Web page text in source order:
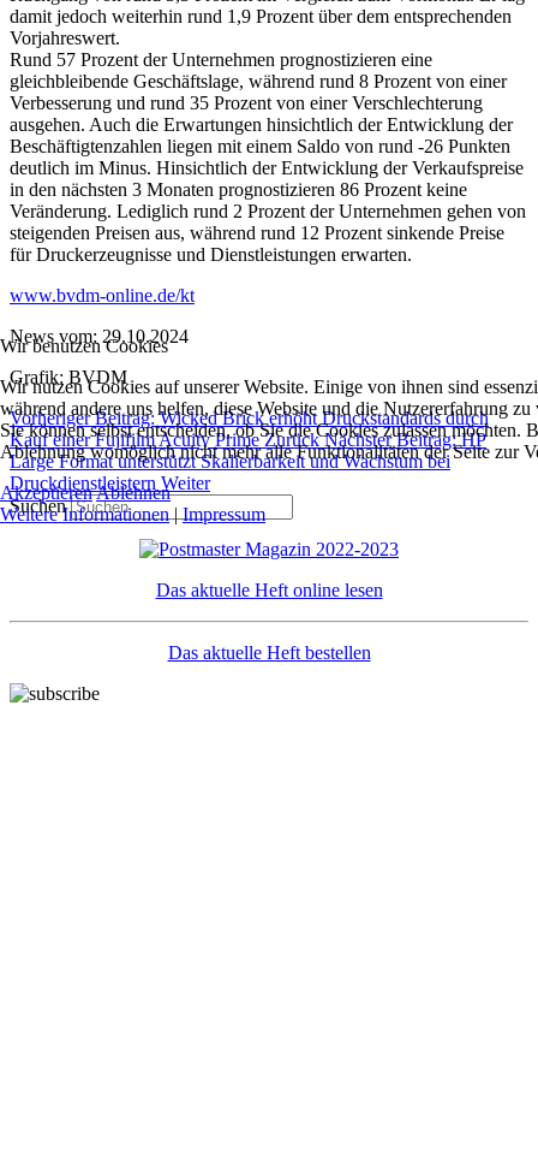
damit jedoch weiterhin rund 1,9 Prozent über dem entsprechenden
Vorjahreswert.
Rund 57 Prozent der Unternehmen prognostizieren eine
gleichbleibende Geschäftslage, während rund 8 Prozent von einer
Verbesserung und rund 35 Prozent von einer Verschlechterung
ausgehen. Auch die Erwartungen hinsichtlich der Entwicklung der
Beschäftigtenzahlen liegen mit einem Saldo von rund -26 Punkten
deutlich im Minus. Hinsichtlich der Entwicklung der Verkaufspreise
in den nächsten 3 Monaten prognostizieren 86 Prozent keine
Veränderung. Lediglich rund 2 Prozent der Unternehmen gehen von
steigenden Preisen aus, während rund 12 Prozent sinkende Preise
für Druckerzeugnisse und Dienstleistungen erwarten.
www.bvdm-online.de/kt
News vom: 29.10.2024
Grafik: BVDM
Vorheriger Beitrag: Wicked Brick erhöht Druckstandards durch
Kauf einer Fujifilm Acuity PrimeZurück Nächster Beitrag: HP
Large Format unterstützt Skalierbarkeit und Wachstum bei
Druckdienstleistern Weiter
Suchen
Das aktuelle Heft online lesen
Das aktuelle Heft bestellen
Wir benutzen Cookies
Wir nutzen Cookies auf unserer Website. Einige von ihnen sind
während andere uns helfen, diese Website und die Nutzererfahrung
Sie können selbst entscheiden, ob Sie die Cookies zulassen möchten.
Ablehnung womöglich nicht mehr alle Funktionalitäten der Seite zur
AkzeptierenAblehnen
Weitere Informationen|Impressum